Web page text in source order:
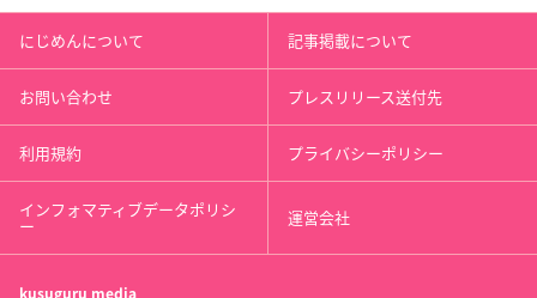
にじめんについて 記事掲載について
お問い合わせ プレスリリース送付先
利用規約 プライバシーポリシー
インフォマティブデータポリシ
ー 運営会社
kusuguru media